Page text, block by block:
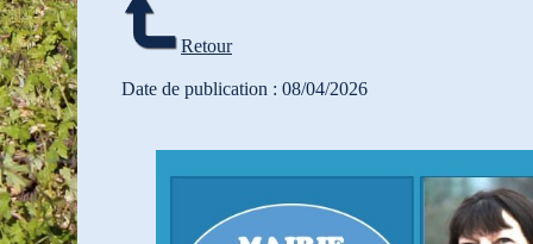
Retour
Date de publication : 08/04/2026